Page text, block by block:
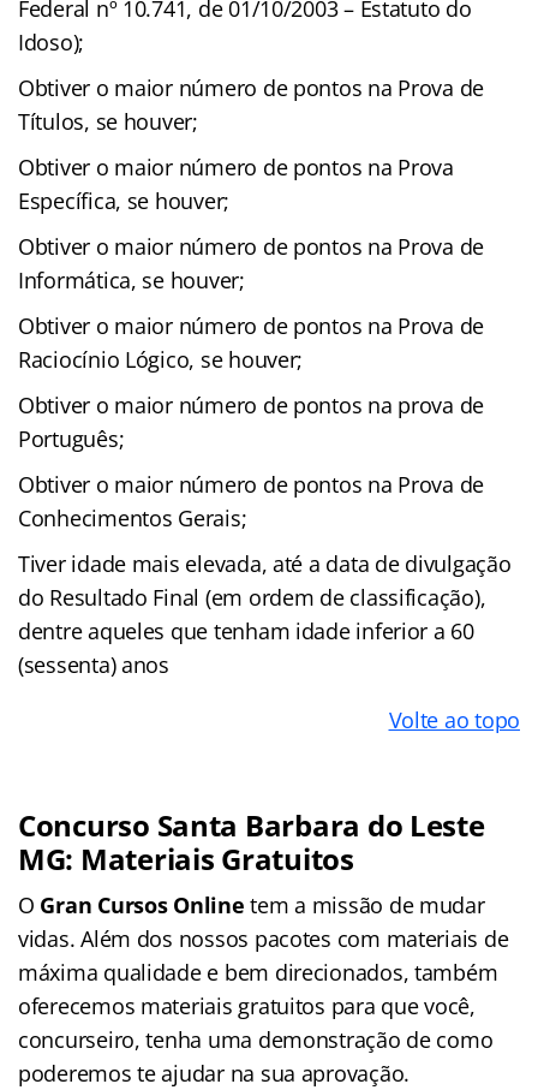
Federal nº 10.741, de 01/10/2003 – Estatuto do
Idoso);
Obtiver o maior número de pontos na Prova de
Títulos, se houver;
Obtiver o maior número de pontos na Prova
Específica, se houver;
Obtiver o maior número de pontos na Prova de
Informática, se houver;
Obtiver o maior número de pontos na Prova de
Raciocínio Lógico, se houver;
Obtiver o maior número de pontos na prova de
Português;
Obtiver o maior número de pontos na Prova de
Conhecimentos Gerais;
Tiver idade mais elevada, até a data de divulgação
do Resultado Final (em ordem de classificação),
dentre aqueles que tenham idade inferior a 60
(sessenta) anos
Volte ao topo
Concurso Santa Barbara do Leste
MG: Materiais Gratuitos
O Gran Cursos Onlinetem a missão de mudar
vidas. Além dos nossos pacotes com materiais de
máxima qualidade e bem direcionados, também
oferecemos materiais gratuitos para que você,
concurseiro, tenha uma demonstração de como
poderemos te ajudar na sua aprovação.